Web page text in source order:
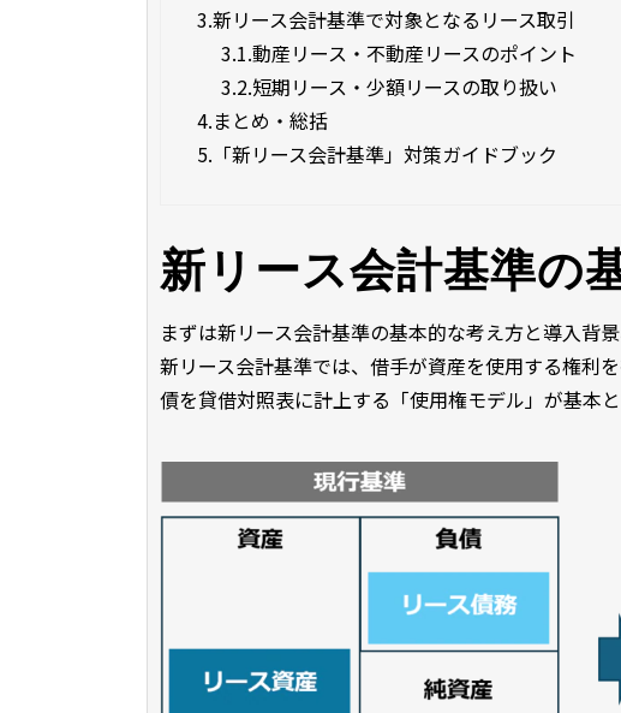
3.新リース会計基準で対象となるリース取引
3.1.動産リース・不動産リースのポイント
3.2.短期リース・少額リースの取り扱い
4.まとめ・総括
5. 「新リース会計基準」対策ガイドブック
新リース会計基準の
まずは新リース会計基準の基本的な考え方と導入背
新リース会計基準では、借手が資産を使用する権利
債を貸借対照表に計上する「使用権モデル」が基本と